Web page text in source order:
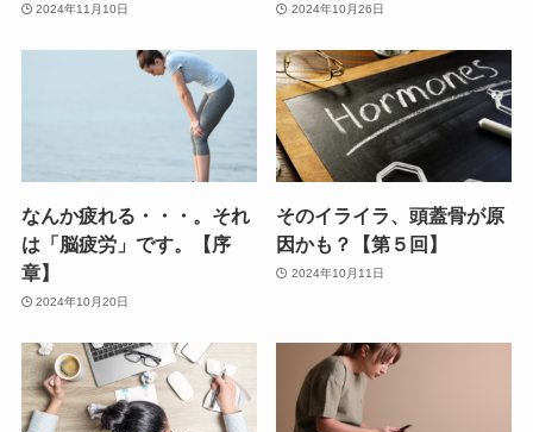
2024年11月10日 2024年10月26日
なんか疲れる・・・。それ
は「脳疲労」です。【序
章】
2024年10月20日
そのイライラ、頭蓋骨が原
因かも？【第５回】
2024年10月11日